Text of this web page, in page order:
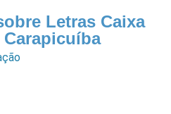
Letras Caixa
Carapicuíba